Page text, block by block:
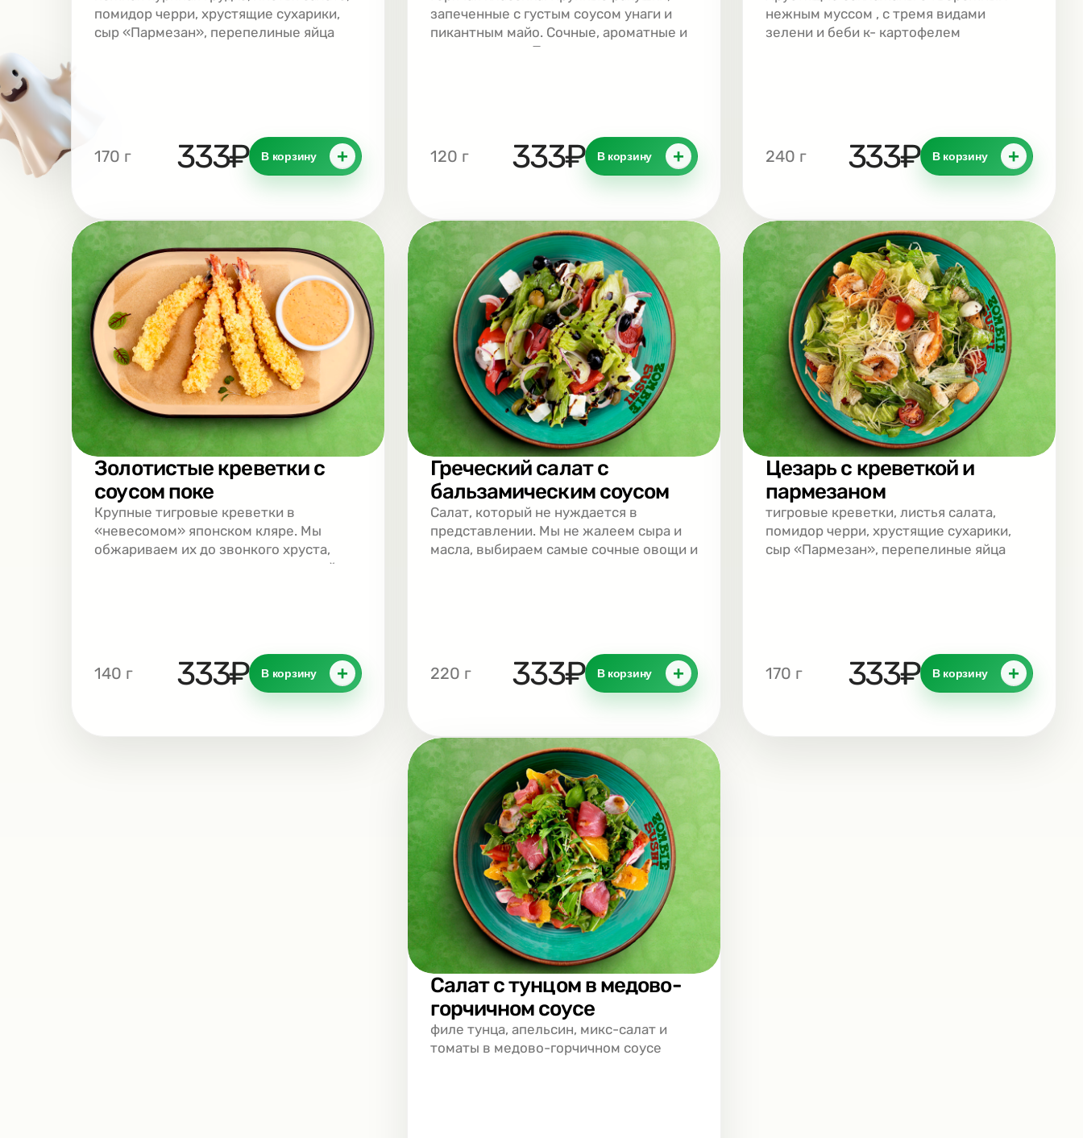
помидор черри, хрустящие сухарики,
сыр «Пармезан», перепелиные яйца
170 г 333₽ В корзину +
запеченные с густым соусом унаги и
пикантным майо. Сочные, ароматные и
очень нежные. Приезжают к вам еще
120 г 333₽ В корзину +
нежным муссом , с тремя видами
зелени и беби к- картофелем
240 г 333₽ В корзину +
Золотистые креветки с
соусом поке
Крупные тигровые креветки в
«невесомом» японском кляре. Мы
обжариваем их до звонкого хруста,
сохраняя внутри сочность и нежный
140 г 333₽ В корзину +
Греческий салат с
бальзамическим соусом
Салат, который не нуждается в
представлении. Мы не жалеем сыра и
масла, выбираем самые сочные овощи и
220 г 333₽ В корзину +
Цезарь с креветкой и
пармезаном
тигровые креветки, листья салата,
помидор черри, хрустящие сухарики,
сыр «Пармезан», перепелиные яйца
170 г 333₽ В корзину +
Салат с тунцом в медово-
горчичном соусе
филе тунца, апельсин, микс-салат и
томаты в медово-горчичном соусе